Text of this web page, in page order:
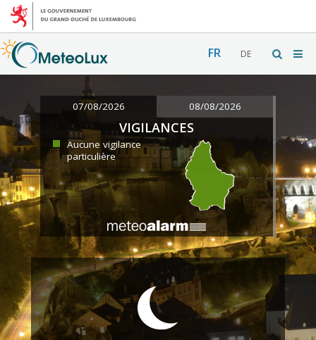
FR DE
07/08/2026 08/08/2026
VIGILANCES
Aucune vigilance
particulière